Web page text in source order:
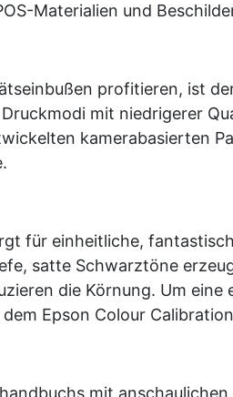
Materialien und
profitieren, ist
mit niedrigerer
kamerabasierten
für einheitliche,
satte Schwarztöne
die Körnung. Um
Epson Colour
mit